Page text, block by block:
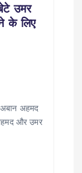
उमर
के लिए
अहमद
और उमर